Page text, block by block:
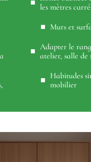
les mètres
Murs et
Adapter le
atelier, salle de
Habitudes
mobilier